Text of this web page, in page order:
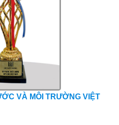
VÀ MÔI TRƯỜNG VIỆT